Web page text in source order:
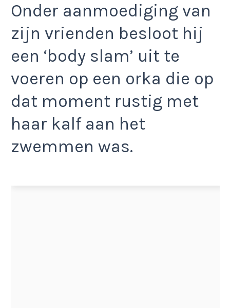
Onder aanmoediging van
zijn vrienden besloot hij
een ‘body slam’ uit te
voeren op een orka die op
dat moment rustig met
haar kalf aan het
zwemmen was.